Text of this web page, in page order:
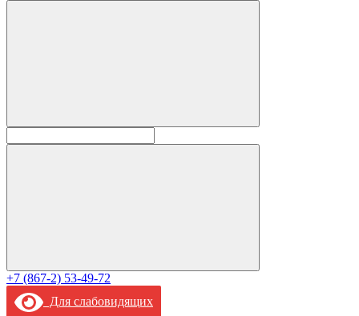
+7 (867-2) 53-49-72
Для слабовидящих